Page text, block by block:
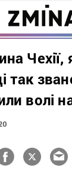
так
волі